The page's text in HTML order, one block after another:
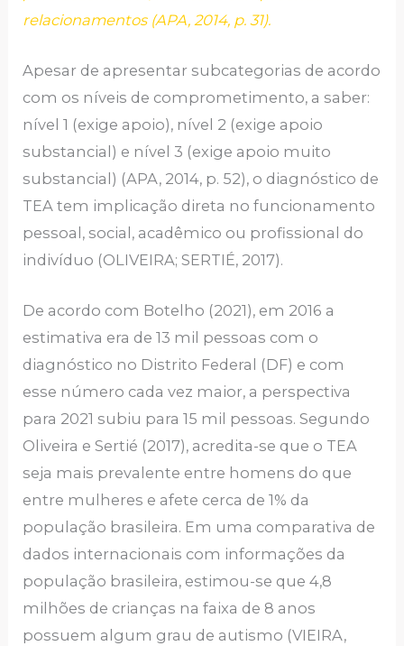
relacionamentos (APA, 2014, p. 31).
Apesar de apresentar subcategorias de acordo
com os níveis de comprometimento, a saber:
nível 1 (exige apoio), nível 2 (exige apoio
substancial) e nível 3 (exige apoio muito
substancial) (APA, 2014, p. 52), o diagnóstico de
TEA tem implicação direta no funcionamento
pessoal, social, acadêmico ou profissional do
indivíduo (OLIVEIRA; SERTIÉ, 2017).
De acordo com Botelho (2021), em 2016 a
estimativa era de 13 mil pessoas com o
diagnóstico no Distrito Federal (DF) e com
esse número cada vez maior, a perspectiva
para 2021 subiu para 15 mil pessoas. Segundo
Oliveira e Sertié (2017), acredita-se que o TEA
seja mais prevalente entre homens do que
entre mulheres e afete cerca de 1% da
população brasileira. Em uma comparativa de
dados internacionais com informações da
população brasileira, estimou-se que 4,8
milhões de crianças na faixa de 8 anos
possuem algum grau de autismo (VIEIRA,